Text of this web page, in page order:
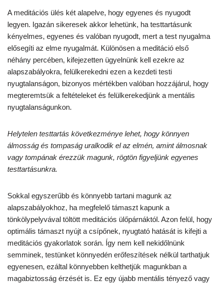
A meditációs ülés két alapelve, hogy egyenes és nyugodt
legyen. Igazán sikeresek akkor lehetünk, ha testtartásunk
kényelmes, egyenes és valóban nyugodt, mert a test nyugalma
elősegíti az elme nyugalmát. Különösen a meditáció első
néhány percében, kifejezetten ügyelnünk kell ezekre az
alapszabályokra, felülkerekedni ezen a kezdeti testi
nyugtalanságon, bizonyos mértékben valóban hozzájárul, hogy
megteremtsük a feltételeket és felülkerekedjünk a mentális
nyugtalanságunkon.
Helytelen testtartás következménye lehet, hogy könnyen
álmosság és tompaság uralkodik el az elmén, amint álmosnak
vagy tompának érezzük magunk, rögtön figyeljünk egyenes
testtartásunkra.
Sokkal egyszerűbb és könnyebb tartani magunk az
alapszabályokhoz, ha megfelelő támaszt kapunk a
tönkölypelyvával töltött meditációs ülőpárnáktól. Azon felül, hogy
optimális támaszt nyújt a csípőnek, nyugtató hatását is kifejti a
meditációs gyakorlatok során. Így nem kell nekidőlnünk
semminek, testünket könnyedén erőfeszítések nélkül tarthatjuk
egyenesen, ezáltal könnyebben kelthetjük magunkban a
magabiztosság érzését is. Ez egy újabb mentális tényező vagy